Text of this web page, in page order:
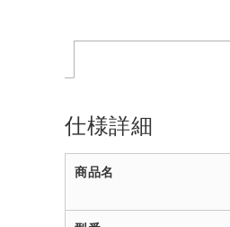
仕様詳細
商品名